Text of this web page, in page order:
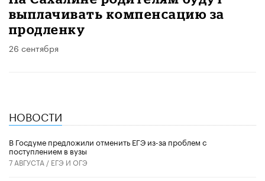
выплачивать компенсацию за
продленку
26 сентября
НОВОСТИ
В Госдуме предложили отменить ЕГЭ из-за проблем с
поступлением в вузы
7 АВГУСТА / ЕГЭ И ОГЭ